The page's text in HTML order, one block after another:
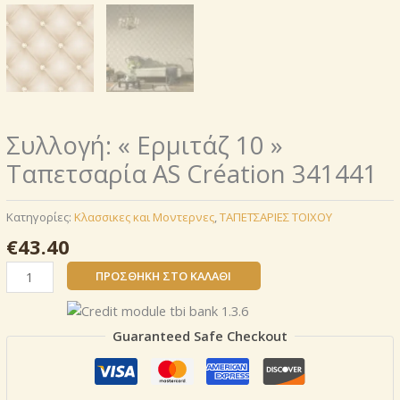
Συλλογή: « Ερμιτάζ 10 »
Ταπετσαρία AS Création 341441
Κατηγορίες: Κλασσικες και Μοντερνες,ΤΑΠΕΤΣΑΡΙΕΣ ΤΟΙΧΟΥ
€43.40
Συλλογή:
« Ερμιτάζ
Ταπετσαρία
ΠΡΟΣΘΉΚΗ ΣΤΟ ΚΑΛΆΘΙ
Guaranteed Safe Checkout